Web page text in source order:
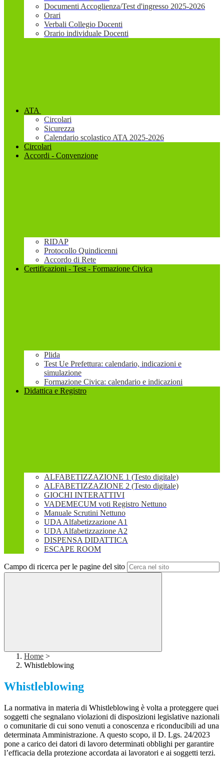
Documenti Accoglienza/Test d'ingresso 2025-2026
Orari
Verbali Collegio Docenti
Orario individuale Docenti
ATA
Circolari
Sicurezza
Calendario scolastico ATA 2025-2026
Circolari
Accordi - Convenzione
RIDAP
Protocollo Quindicenni
Accordo di Rete
Certificazioni - Test - Formazione Civica
Plida
Test Ue Prefettura: calendario, indicazioni e
simulazione
Formazione Civica: calendario e indicazioni
Didattica e Registro
ALFABETIZZAZIONE 1 (Testo digitale)
ALFABETIZZAZIONE 2 (Testo digitale)
GIOCHI INTERATTIVI
VADEMECUM voti Registro Nettuno
Manuale Scrutini Nettuno
UDA Alfabetizzazione A1
UDA Alfabetizzazione A2
DISPENSA DIDATTICA
ESCAPE ROOM
Campo di ricerca per le pagine del sito
Home >
Whistleblowing
Whistleblowing
La normativa in materia di Whistleblowing è volta a proteggere quei
soggetti che segnalano violazioni di disposizioni legislative nazionali
o comunitarie di cui sono venuti a conoscenza e riconducibili ad una
determinata Amministrazione. A questo scopo, il D. Lgs. 24/2023
pone a carico dei datori di lavoro determinati obblighi per garantire
l’efficacia della protezione accordata ai lavoratori e ai soggetti terzi.